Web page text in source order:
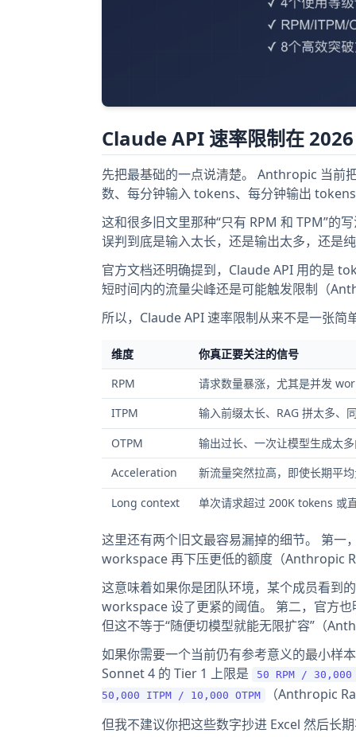
Claude API 速率限制在
先把最基础的一点说清楚。 Anthropic 当前
数、每分钟输入 tokens、每分钟输出
这和很多旧文里那种“只有 RPM 和 TPM”的
误判到底是输入太长，还是输出太多，还是
官方文档还明确提到，Claude API 用的是
短时间内的流量尖峰还是可能触发限制（
所以，Claude API 速率限制从来不是一张简
维度
你真正要关注的信号
RPM
请求数量暴涨，尤其是并发
ITPM
输入前缀太长、RAG 拼太多、
OTPM
输出过长、一次让模型生成太
Acceleration
新流量突然拉高，即使长期平
Long context
单次请求超过 200K tokens 或
这里还有两个旧文最容易漏掉的细节。 第
workspace 再下压更低的额度（Anthropic
这意味着如果你是团队环境，某个成员看到
workspace 设了更紧的阈值。 第二，官方
但这不等于“随便切模型就能无限扩容”（
如果你需要一个当前仍有参考意义的最小样
Sonnet 4 的 Tier 1 上限是
50 RPM / 30,000
50,000 ITPM / 10,000 OTPM
（Anthropic
但我不建议你把这些数字抄进 Excel 然后长